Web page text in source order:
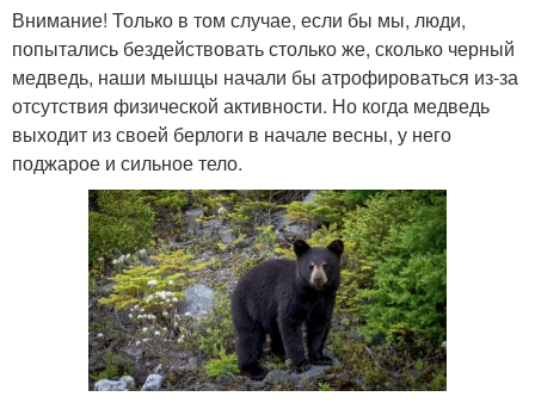
Внимание! Только в том случае, если бы мы, люди,
попытались бездействовать столько же, сколько черный
медведь, наши мышцы начали бы атрофироваться из-за
отсутствия физической активности. Но когда медведь
выходит из своей берлоги в начале весны, у него
поджарое и сильное тело.